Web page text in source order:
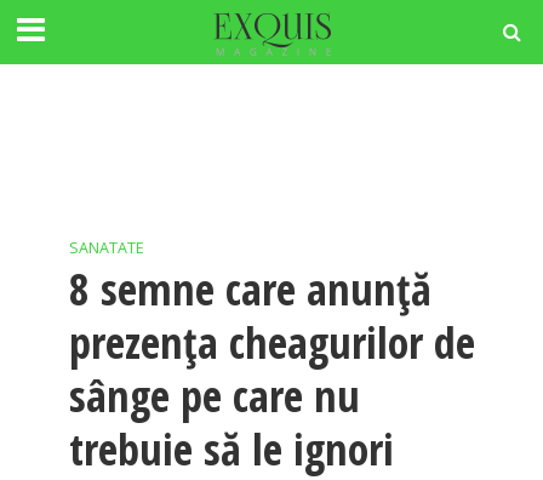
SANATATE
8 semne care anunță
prezența cheagurilor de
sânge pe care nu
trebuie să le ignori